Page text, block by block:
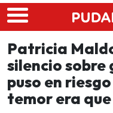
Skip to main content
Patricia
silencio sobre
puso en
temor era